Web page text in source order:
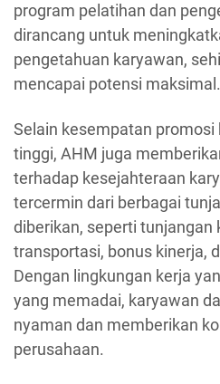
program pelatihan dan
dirancang untuk
pengetahuan karyawan,
mencapai potensi maksimal.
Selain kesempatan promosi
tinggi, AHM juga
terhadap kesejahteraan
tercermin dari berbagai
diberikan, seperti tunjangan
transportasi, bonus kinerja,
Dengan lingkungan kerja
yang memadai, karyawan
nyaman dan memberikan
perusahaan.